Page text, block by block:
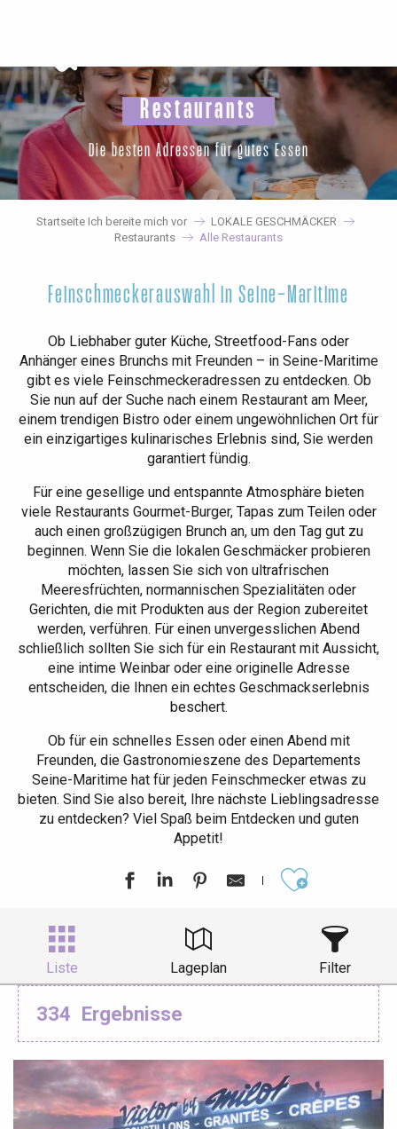
principal
Restaurants
Die besten Adressen für gutes Essen
Startseite Ich bereite mich vor
LOKALE GESCHMÄCKER
Restaurants
Alle Restaurants
Feinschmeckerauswahl in Seine-Maritime
Ob Liebhaber guter Küche, Streetfood-Fans oder
Anhänger eines Brunchs mit Freunden – in Seine-Maritime
gibt es viele Feinschmeckeradressen zu entdecken. Ob
Sie nun auf der Suche nach einem Restaurant am Meer,
einem trendigen Bistro oder einem ungewöhnlichen Ort für
ein einzigartiges kulinarisches Erlebnis sind, Sie werden
garantiert fündig.
Für eine gesellige und entspannte Atmosphäre bieten
viele Restaurants Gourmet-Burger, Tapas zum Teilen oder
auch einen großzügigen Brunch an, um den Tag gut zu
beginnen. Wenn Sie die lokalen Geschmäcker probieren
möchten, lassen Sie sich von ultrafrischen
Meeresfrüchten, normannischen Spezialitäten oder
Gerichten, die mit Produkten aus der Region zubereitet
werden, verführen. Für einen unvergesslichen Abend
schließlich sollten Sie sich für ein Restaurant mit Aussicht,
eine intime Weinbar oder eine originelle Adresse
entscheiden, die Ihnen ein echtes Geschmackserlebnis
beschert.
Ob für ein schnelles Essen oder einen Abend mit
Freunden, die Gastronomieszene des Departements
Seine-Maritime hat für jeden Feinschmecker etwas zu
bieten. Sind Sie also bereit, Ihre nächste Lieblingsadresse
zu entdecken? Viel Spaß beim Entdecken und guten
Appetit!
Liste Lageplan Filter
334 Ergebnisse